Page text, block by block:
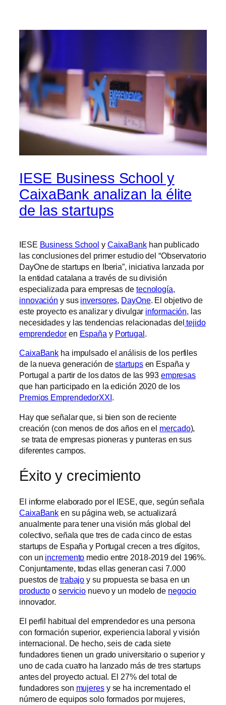
IESE Business School y
CaixaBank analizan la élite
de las startups
IESE Business School y CaixaBankhan publicado
las conclusiones del primer estudio del “Observatorio
DayOne de startups en Iberia”, iniciativa lanzada por
la entidad catalana a través de su división
especializada para empresas de tecnología,
innovación y sus inversores, DayOne. El objetivo de
este proyecto es analizar y divulgar información, las
necesidades y las tendencias relacionadas del tejido
emprendedoren España y Portugal.
CaixaBank ha impulsado el análisis de los perfiles
de la nueva generación destartupsen España y
Portugal a partir de los datos de las 993 empresas
que han participado en la edición 2020 de los
Premios EmprendedorXXI .
Hay que señalar que, si bien son de reciente
creación (con menos de dos años en el mercado),
se trata de empresas pioneras y punteras en sus
diferentes campos.
Éxito y crecimiento
El informe elaborado por el IESE, que, según señala
CaixaBank en su página web, se actualizará
anualmente para tener una visión más global del
colectivo, señala que tres de cada cinco de estas
startups de España y Portugal crecen a tres dígitos,
con un incremento medio entre 2018-2019 del 196%.
Conjuntamente, todas ellas generan casi 7.000
puestos de trabajo y su propuesta se basa en un
producto o servicio nuevo y un modelo de negocio
innovador.
El perfil habitual del emprendedor es una persona
con formación superior, experiencia laboral y visión
internacional. De hecho, seis de cada siete
fundadores tienen un grado universitario o superior y
uno de cada cuatro ha lanzado más de tres startups
antes del proyecto actual. El 27% del total de
fundadores son mujeresy se ha incrementado el
número de equipos solo formados por mujeres,